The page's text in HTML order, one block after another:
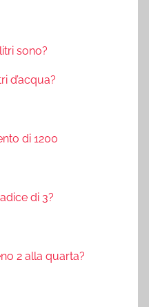
sono?
d’acqua?
di 1200
di 3?
2 alla quarta?